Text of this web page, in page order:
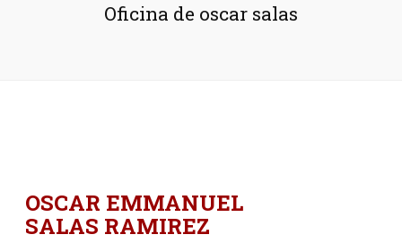
Oficina de oscar salas
OSCAR EMMANUEL
SALAS RAMIREZ